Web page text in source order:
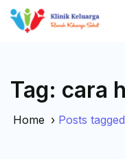
Tag: cara
Home › Posts